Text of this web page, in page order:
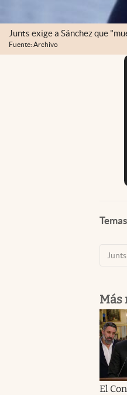
Junts exige a Sánchez que
Fuente: Archivo
Más
El